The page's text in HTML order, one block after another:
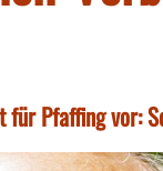
für Pfaffing vor: